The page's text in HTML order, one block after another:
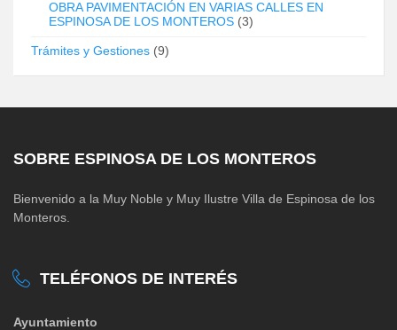
OBRA PAVIMENTACIÓN EN VARIAS CALLES EN
ESPINOSA DE LOS MONTEROS (3)
Trámites y Gestiones (9)
SOBRE ESPINOSA DE LOS MONTEROS
Bienvenido a la Muy Noble y Muy Ilustre Villa de Espinosa de los
Monteros.
TELÉFONOS DE INTERÉS
Ayuntamiento